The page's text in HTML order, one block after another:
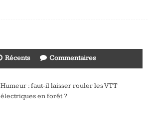
Récents Commentaires
Humeur : faut-il laisser rouler les VTT
électriques en forêt ?